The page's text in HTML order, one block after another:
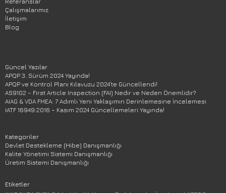
Çalışmalarımız
İletişim
Blog
Güncel Yazılar
APQP 3. Sürüm 2024 Yayında!
APQP ve Kontrol Planı Kılavuzu 2024’te Güncellendi!
AS9102 – First Article Inspection (FAI) Nedir ve Neden Önemlidir?
AIAG & VDA FMEA: 7 Adımlı Yeni Yaklaşımın Derinlemesine İncelemesi
IATF 16949:2016 – Kasım 2024 Güncellemeleri Yayında!
Kategoriler
Devlet Destekleme (Hibe) Danışmanlığı
Kalite Yönetimi Sistemi Danışmanlığı
Üretim Sistemi Danışmanlığı
Etiketler